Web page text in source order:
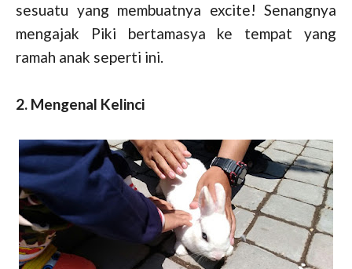
sesuatu yang membuatnya excite! Senangnya
mengajak Piki bertamasya ke tempat yang
ramah anak seperti ini.
2. Mengenal Kelinci